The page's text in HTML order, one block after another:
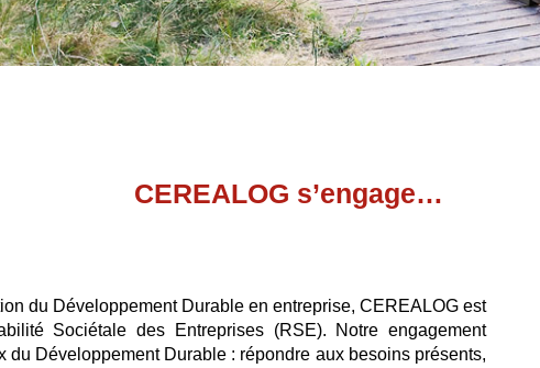
CEREALOG s’engage…
du Développement Durable en entreprise, CEREALOG est
Sociétale des Entreprises (RSE). Notre engagement
Développement Durable : répondre aux besoins présents,